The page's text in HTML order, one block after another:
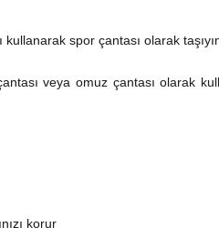
kullanarak spor çantası olarak
veya omuz çantası olarak
korur